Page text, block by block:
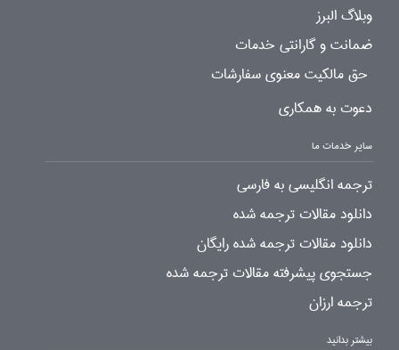
وبلاگ البرز
ضمانت و گارانتی خدمات
حق مالکیت معنوی سفارشات
دعوت به همکاری
سایر خدمات ما
ترجمه انگلیسی به فارسی
دانلود مقالات ترجمه شده
دانلود مقالات ترجمه شده رایگان
جستجوی پیشرفته مقالات ترجمه شده
ترجمه ارزان
بیشتر بدانید